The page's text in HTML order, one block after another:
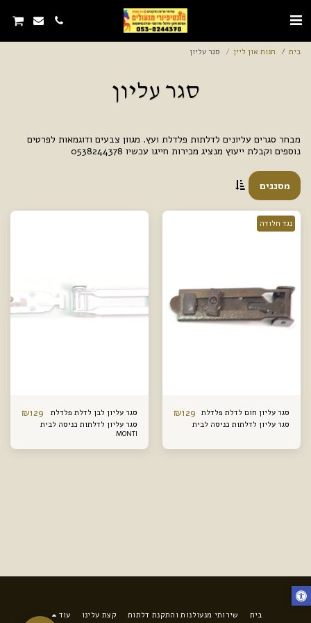
בית חנות און ליין סגר עליון
סגר עליון
מבחר סגרים עליונים לדלתות פלדלת ועץ. מגוון צבעים ודוגמאות לפרטים
נוספים וקבלת ייעוץ מנציג מכירות חייגו עכשיו 0538244378
מסננים
נגד חלודה
סגר עליון חום לדלת פלדלת ₪129
סגר עליון לדלתות כניסה לבית
סגר עליון לבן לדלת פלדלת ₪129
סגר עליון לדלתות כניסה לבית
MONTI
בית שירותי מנעולנות והתקנת דלתות קצת עלינו עוד